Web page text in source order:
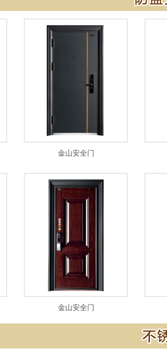
金山安全门
金山安全门